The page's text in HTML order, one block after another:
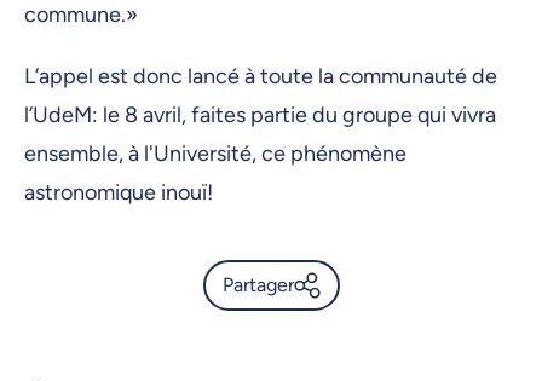
commune.»
L’appel est donc lancé à toute la communauté de
l’UdeM: le 8 avril, faites partie du groupe qui vivra
ensemble, à l'Université, ce phénomène
astronomique inouï!
Partager